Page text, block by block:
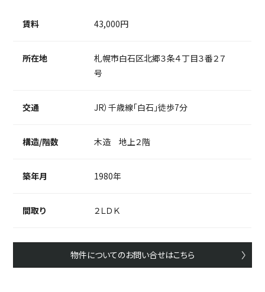
賃料 43,000円
所在地
札幌市白石区北郷３条４丁目３番２７
号
交通 JR）千歳線「白石」徒歩7分
構造/階数 木造 地上２階
築年月 1980年
間取り ２ＬＤＫ
物件についてのお問い合せはこちら